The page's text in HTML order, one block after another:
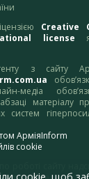
Creative
license
з сайту
медіа
матеріалу
систем
АрміяInform
cookie